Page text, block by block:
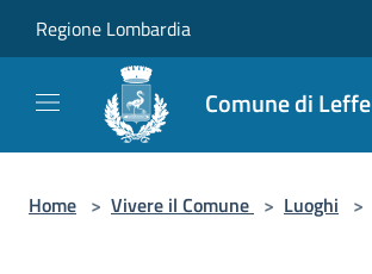
Regione Lombardia
Comune di Leffe
Home > Vivere il Comune > Luoghi >